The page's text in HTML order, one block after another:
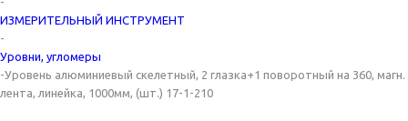
ИЗМЕРИТЕЛЬНЫЙ ИНСТРУМЕНТ
-
Уровни, угломеры
-Уровень алюминиевый скелетный, 2 глазка+1 поворотный на 360, магн.
лента, линейка, 1000мм, (шт.) 17-1-210